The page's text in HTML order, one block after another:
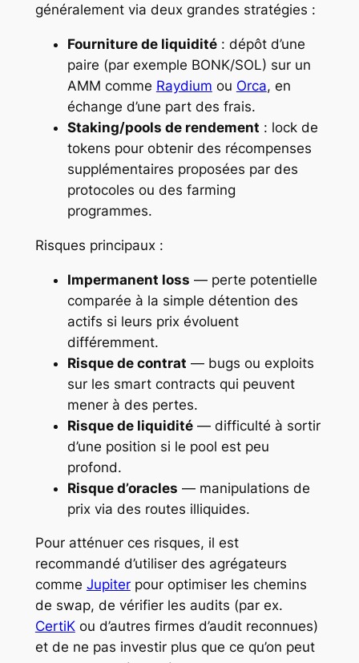
généralement via deux grandes stratégies :
Fourniture de liquidité: dépôt d’une
paire (par exemple BONK/SOL) sur un
AMM comme Raydium ou Orca, en
échange d’une part des frais.
Staking/pools de rendement : lock de
tokens pour obtenir des récompenses
supplémentaires proposées par des
protocoles ou des farming
programmes.
Risques principaux :
Impermanent loss — perte potentielle
comparée à la simple détention des
actifs si leurs prix évoluent
différemment.
Risque de contrat — bugs ou exploits
sur les smart contracts qui peuvent
mener à des pertes.
Risque de liquidité— difficulté à sortir
d’une position si le pool est peu
profond.
Risque d’oracles — manipulations de
prix via des routes illiquides.
Pour atténuer ces risques, il est
recommandé d’utiliser des agrégateurs
comme Jupiterpour optimiser les chemins
de swap, de vérifier les audits (par ex.
CertiKou d’autres firmes d’audit reconnues)
et de ne pas investir plus que ce qu’on peut